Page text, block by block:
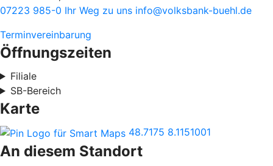
07223 985-0 Ihr Weg zu uns info@volksbank-buehl.de
Terminvereinbarung
Öffnungszeiten
Filiale
SB-Bereich
Karte
48.7175 8.1151001
An diesem Standort